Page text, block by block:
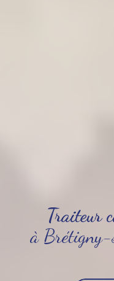
Traiteur
à